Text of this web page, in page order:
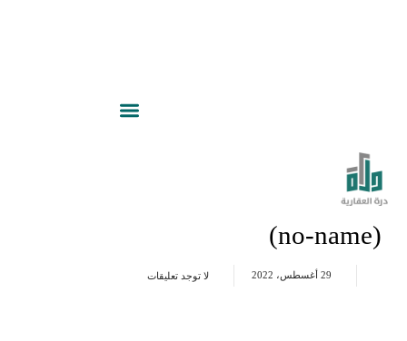
(no-name)
29 أغسطس، 2022 لا توجد تعليقات